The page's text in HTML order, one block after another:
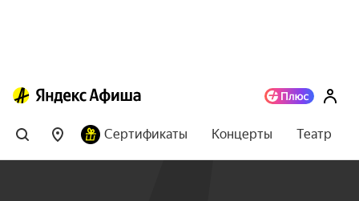
Сертификаты Концерты Театр